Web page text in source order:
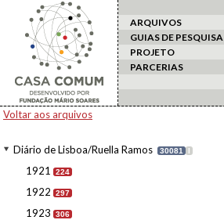
ARQUIVOS
GUIAS DE PESQUISA
PROJETO
PARCERIAS
Voltar aos arquivos
Diário de Lisboa/Ruella Ramos 30081 I
1921 224
1922 297
1923 306